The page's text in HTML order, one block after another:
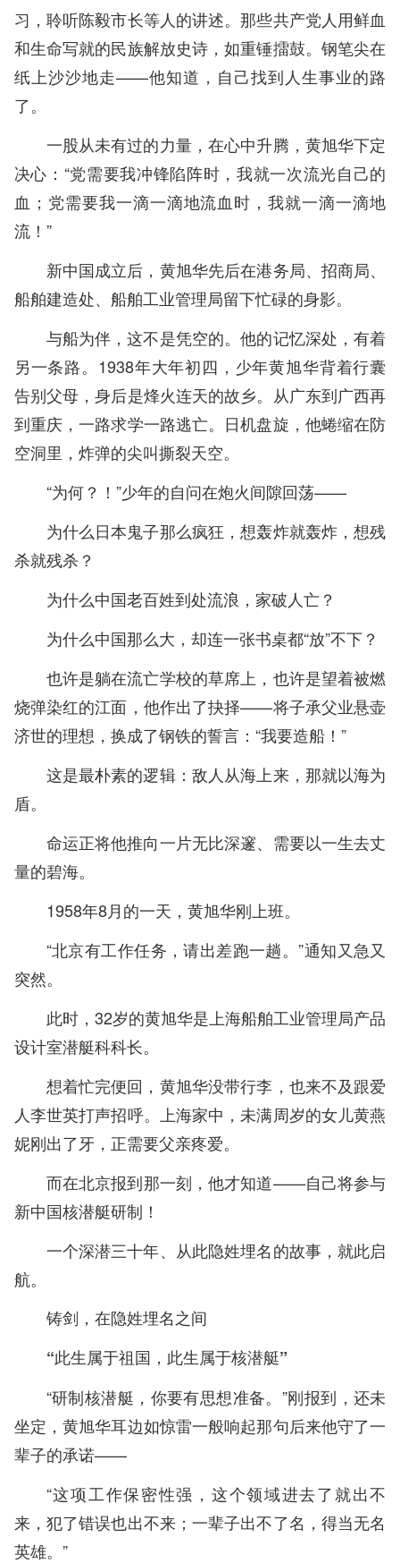
习，聆听陈毅市长等人的讲述。那些共产党人用鲜血
和生命写就的民族解放史诗，如重锤擂鼓。钢笔尖在
纸上沙沙地走——他知道，自己找到人生事业的路
了。
一股从未有过的力量，在心中升腾，黄旭华下定
决心：“党需要我冲锋陷阵时，我就一次流光自己的
血；党需要我一滴一滴地流血时，我就一滴一滴地
流！”
新中国成立后，黄旭华先后在港务局、招商局、
船舶建造处、船舶工业管理局留下忙碌的身影。
与船为伴，这不是凭空的。他的记忆深处，有着
另一条路。1938年大年初四，少年黄旭华背着行囊
告别父母，身后是烽火连天的故乡。从广东到广西再
到重庆，一路求学一路逃亡。日机盘旋，他蜷缩在防
空洞里，炸弹的尖叫撕裂天空。
“为何？！”少年的自问在炮火间隙回荡——
为什么日本鬼子那么疯狂，想轰炸就轰炸，想残
杀就残杀？
为什么中国老百姓到处流浪，家破人亡？
为什么中国那么大，却连一张书桌都“放”不下？
也许是躺在流亡学校的草席上，也许是望着被燃
烧弹染红的江面，他作出了抉择——将子承父业悬壶
济世的理想，换成了钢铁的誓言：“我要造船！”
这是最朴素的逻辑：敌人从海上来，那就以海为
盾。
命运正将他推向一片无比深邃、需要以一生去丈
量的碧海。
1958年8月的一天，黄旭华刚上班。
“北京有工作任务，请出差跑一趟。”通知又急又
突然。
此时，32岁的黄旭华是上海船舶工业管理局产品
设计室潜艇科科长。
想着忙完便回，黄旭华没带行李，也来不及跟爱
人李世英打声招呼。上海家中，未满周岁的女儿黄燕
妮刚出了牙，正需要父亲疼爱。
而在北京报到那一刻，他才知道——自己将参与
新中国核潜艇研制！
一个深潜三十年、从此隐姓埋名的故事，就此启
航。
铸剑，在隐姓埋名之间
“此生属于祖国，此生属于核潜艇”
“研制核潜艇，你要有思想准备。”刚报到，还未
坐定，黄旭华耳边如惊雷一般响起那句后来他守了一
辈子的承诺——
“这项工作保密性强，这个领域进去了就出不
来，犯了错误也出不来；一辈子出不了名，得当无名
英雄。”